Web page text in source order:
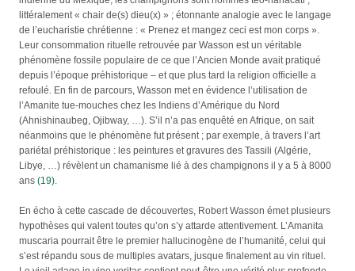
littéralement « chair de(s) dieu(x) » ; étonnante analogie avec le langage
de l’eucharistie chrétienne : « Prenez et mangez ceci est mon corps ».
Leur consommation rituelle retrouvée par Wasson est un véritable
phénomène fossile populaire de ce que l’Ancien Monde avait pratiqué
depuis l’époque préhistorique – et que plus tard la religion officielle a
refoulé. En fin de parcours, Wasson met en évidence l’utilisation de
l’Amanite tue-mouches chez les Indiens d’Amérique du Nord
(Ahnishinaubeg, Ojibway, …). S’il n’a pas enquêté en Afrique, on sait
néanmoins que le phénomène fut présent ; par exemple, à travers l’art
pariétal préhistorique : les peintures et gravures des Tassili (Algérie,
Libye, …) révèlent un chamanisme lié à des champignons il y a 5 à 8000
ans (19).
En écho à cette cascade de découvertes, Robert Wasson émet plusieurs
hypothèses qui valent toutes qu’on s’y attarde attentivement. L’Amanita
muscaria pourrait être le premier hallucinogène de l’humanité, celui qui
s’est répandu sous de multiples avatars, jusque finalement au vin rituel.